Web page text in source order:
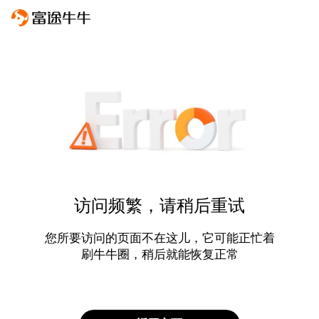
访问频繁，请稍后重试
您所要访问的页面不在这儿，它可能正忙着
刷牛牛圈，稍后就能恢复正常